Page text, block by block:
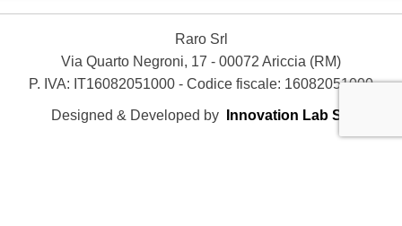
Raro Srl
Via Quarto Negroni, 17 - 00072 Ariccia (RM)
P. IVA: IT16082051000 - Codice fiscale: 16082051000
Designed & Developed by Innovation Lab Srl